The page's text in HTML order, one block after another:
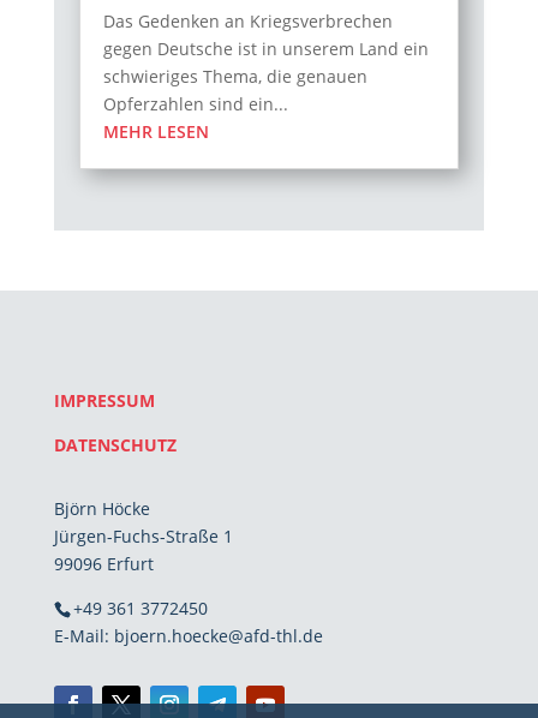
Das Gedenken an Kriegsverbrechen
gegen Deutsche ist in unserem Land ein
schwieriges Thema, die genauen
Opferzahlen sind ein...
MEHR LESEN
IMPRESSUM
DATENSCHUTZ
Björn Höcke
Jürgen-Fuchs-Straße 1
99096 Erfurt
+49 361 3772450
E-Mail: bjoern.hoecke@afd-thl.de